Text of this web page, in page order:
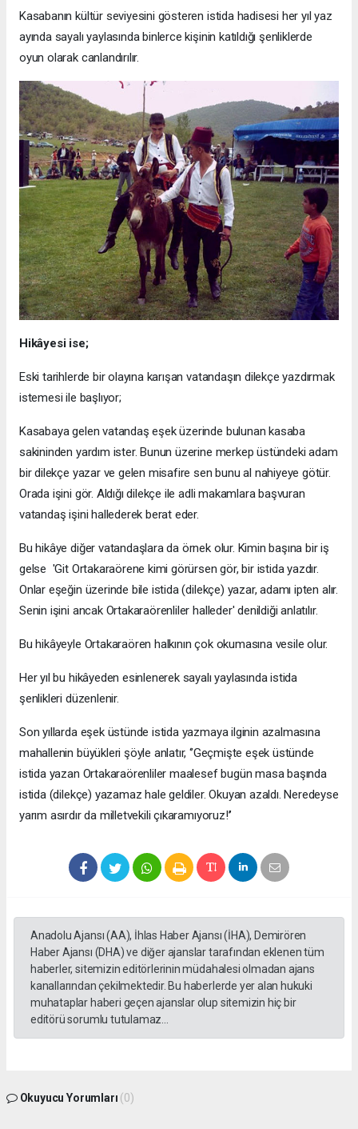
Kasabanın kültür seviyesini gösteren istida hadisesi her yıl yaz
ayında sayalı yaylasında binlerce kişinin katıldığı şenliklerde
oyun olarak canlandırılır.
Hikâyesi ise;
Eski tarihlerde bir olayına karışan vatandaşın dilekçe yazdırmak
istemesi ile başlıyor;
Kasabaya gelen vatandaş eşek üzerinde bulunan kasaba
sakininden yardım ister. Bunun üzerine merkep üstündeki adam
bir dilekçe yazar ve gelen misafire sen bunu al nahiyeye götür.
Orada işini gör. Aldığı dilekçe ile adli makamlara başvuran
vatandaş işini hallederek berat eder.
Bu hikâye diğer vatandaşlara da örnek olur. Kimin başına bir iş
gelse 'Git Ortakaraörene kimi görürsen gör, bir istida yazdır.
Onlar eşeğin üzerinde bile istida (dilekçe) yazar, adamı ipten alır.
Senin işini ancak Ortakaraörenliler halleder' denildiği anlatılır.
Bu hikâyeyle Ortakaraören halkının çok okumasına vesile olur.
Her yıl bu hikâyeden esinlenerek sayalı yaylasında istida
şenlikleri düzenlenir.
Son yıllarda eşek üstünde istida yazmaya ilginin azalmasına
mahallenin büyükleri şöyle anlatır, ‘’Geçmişte eşek üstünde
istida yazan Ortakaraörenliler maalesef bugün masa başında
istida (dilekçe) yazamaz hale geldiler. Okuyan azaldı. Neredeyse
yarım asırdır da milletvekili çıkaramıyoruz!’’
Anadolu Ajansı (AA), İhlas Haber Ajansı (İHA), Demirören
Haber Ajansı (DHA) ve diğer ajanslar tarafından eklenen tüm
haberler, sitemizin editörlerinin müdahalesi olmadan ajans
kanallarından çekilmektedir. Bu haberlerde yer alan hukuki
muhataplar haberi geçen ajanslar olup sitemizin hiç bir
editörü sorumlu tutulamaz...
Okuyucu Yorumları (0)